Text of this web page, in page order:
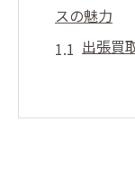
スの魅力
出張買
郡山